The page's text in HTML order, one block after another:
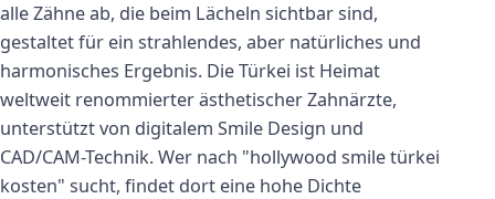
alle Zähne ab, die beim Lächeln sichtbar sind,
gestaltet für ein strahlendes, aber natürliches und
harmonisches Ergebnis. Die Türkei ist Heimat
weltweit renommierter ästhetischer Zahnärzte,
unterstützt von digitalem Smile Design und
CAD/CAM-Technik. Wer nach "hollywood smile türkei
kosten" sucht, findet dort eine hohe Dichte